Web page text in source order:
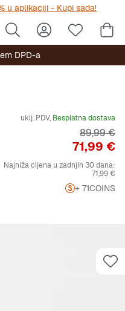
u aplikaciji - Kupi sada!
DPD-a
uklj. PDV, Besplatna dostava
Cijena
71,99 €
89,99 €
Najniža cijena u zadnjih 30 dana:
71,99 €
+ 71COINS